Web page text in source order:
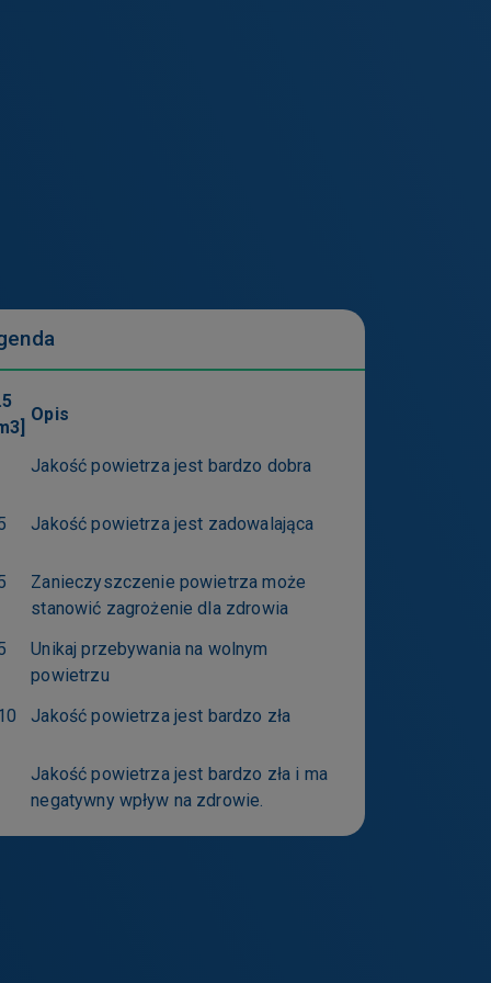
Opis
Jakość powietrza jest bardzo dobra
Jakość powietrza jest zadowalająca
Zanieczyszczenie powietrza może
stanowić zagrożenie dla zdrowia
Unikaj przebywania na wolnym
powietrzu
Jakość powietrza jest bardzo zła
Jakość powietrza jest bardzo zła i ma
negatywny wpływ na zdrowie.
ustawienia
też usunąć z
na stronie
w szczególności
serwisy.
na